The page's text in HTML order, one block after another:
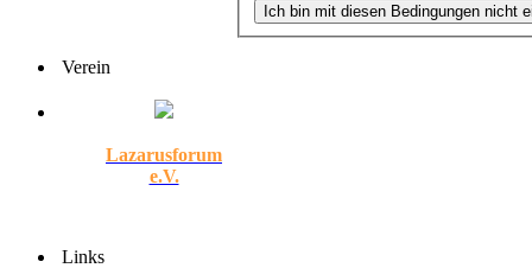
Verein
Lazarusforum
e.V.
Links